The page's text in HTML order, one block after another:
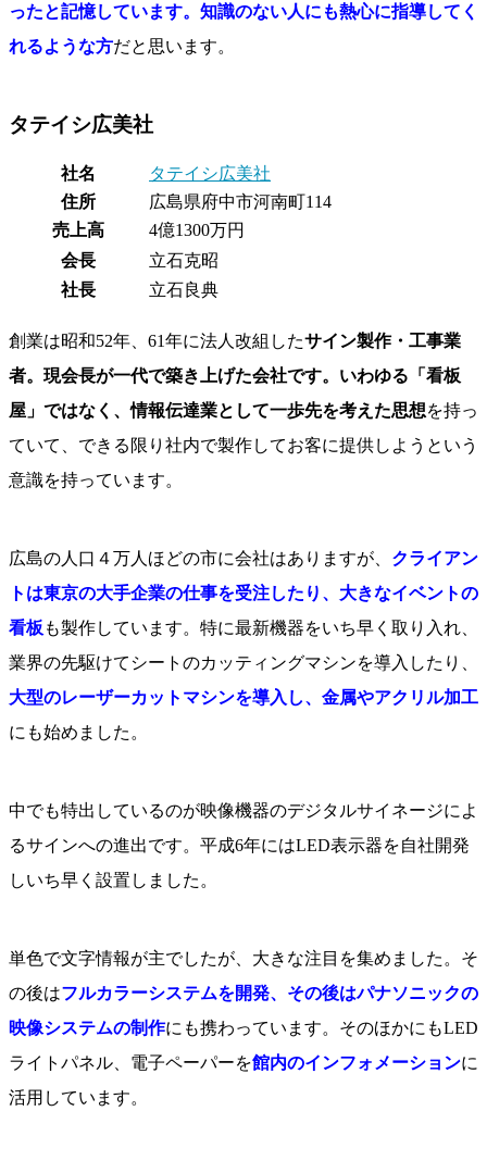
ったと記憶しています。知識のない人にも熱心に指導してく
れるような方だと思います。
タテイシ広美社
社名
タテイシ広美社
住所
広島県府中市河南町114
売上高
4億1300万円
会長
立石克昭
社長
立石良典
創業は昭和52年、61年に法人改組したサイン製作・工事業
者。現会長が一代で築き上げた会社です。いわゆる「看板
屋」ではなく、情報伝達業として一歩先を考えた思想を持っ
ていて、できる限り社内で製作してお客に提供しようという
意識を持っています。
広島の人口４万人ほどの市に会社はありますが、 クライアン
トは東京の大手企業の仕事を受注したり、大きなイベントの
看板 も製作しています。特に最新機器をいち早く取り入れ、
業界の先駆けてシートのカッティングマシンを導入したり、
大型のレーザーカットマシンを導入し、金属やアクリル加工
にも始めました。
中でも特出しているのが映像機器のデジタルサイネージによ
るサインへの進出です。平成6年にはLED表示器を自社開発
しいち早く設置しました。
単色で文字情報が主でしたが、大きな注目を集めました。そ
の後はフルカラーシステムを開発、その後はパナソニックの
映像システムの制作にも携わっています。そのほかにもLED
ライトパネル、電子ペーパーを館内のインフォメーションに
活用しています。